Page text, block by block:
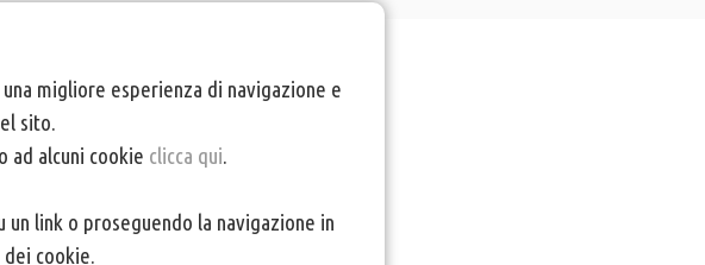
migliore esperienza di navigazione e
sito.
ad alcuni cookie clicca qui.
un link o proseguendo la navigazione in
dei cookie.